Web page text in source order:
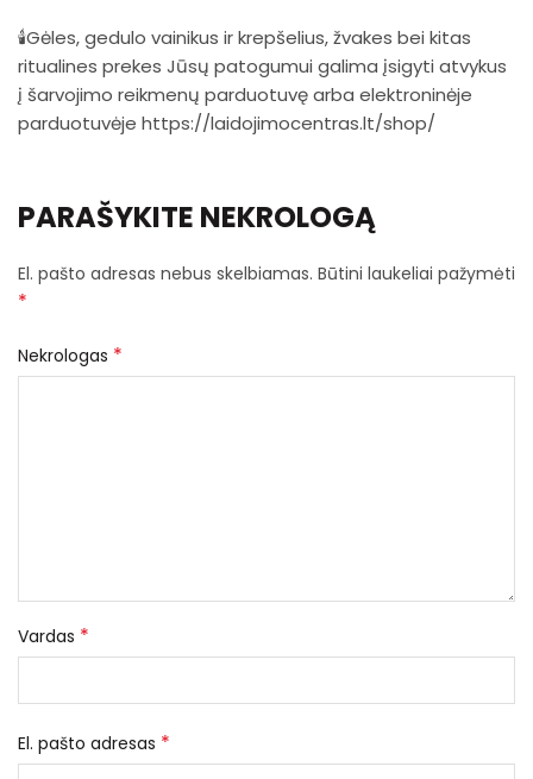
🕯Gėles, gedulo vainikus ir krepšelius, žvakes bei kitas
ritualines prekes Jūsų patogumui galima įsigyti atvykus
į šarvojimo reikmenų parduotuvę arba elektroninėje
parduotuvėje https://laidojimocentras.lt/shop/
PARAŠYKITE NEKROLOGĄ
El. pašto adresas nebus skelbiamas. Būtini laukeliai pažymėti
*
Nekrologas *
Vardas *
El. pašto adresas *